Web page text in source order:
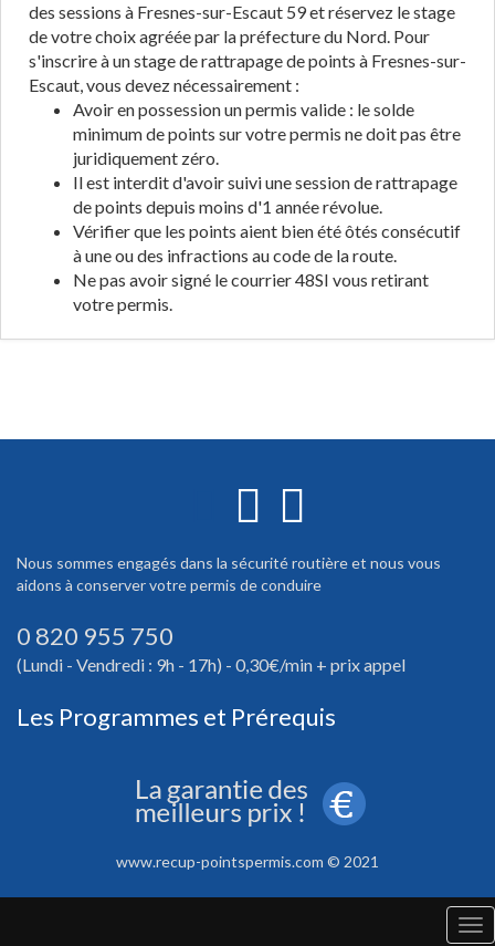
des sessions à Fresnes-sur-Escaut 59 et réservez le stage
de votre choix agréée par la préfecture du Nord. Pour
s'inscrire à un stage de rattrapage de points à Fresnes-sur-
Escaut, vous devez nécessairement :
Avoir en possession un permis valide : le solde
minimum de points sur votre permis ne doit pas être
juridiquement zéro.
Il est interdit d'avoir suivi une session de rattrapage
de points depuis moins d'1 année révolue.
Vérifier que les points aient bien été ôtés consécutif
à une ou des infractions au code de la route.
Ne pas avoir signé le courrier 48SI vous retirant
votre permis.
Nous sommes engagés dans la sécurité routière et nous vous
aidons à conserver votre permis de conduire
0 820 955 750
(Lundi - Vendredi : 9h - 17h) - 0,30€/min + prix appel
Les Programmes et Prérequis
www.recup-pointspermis.com © 2021